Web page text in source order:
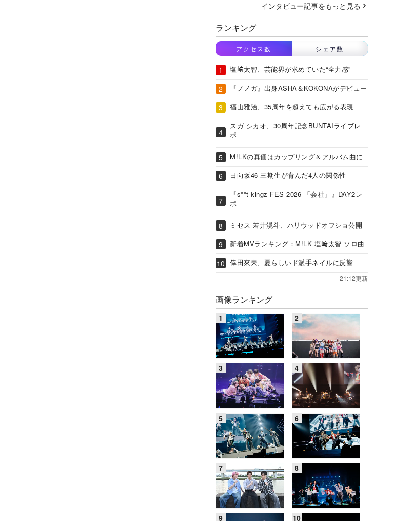
インタビュー記事をもっと見る
ランキング
アクセス数 シェア数
塩﨑太智、芸能界が求めていた“全力感”
『ノノガ』出身ASHA＆KOKONAがデビュー
福山雅治、35周年を超えても広がる表現
スガ シカオ、30周年記念BUNTAIライブレ
ポ
M!LKの真価はカップリング＆アルバム曲に
日向坂46 三期生が育んだ4人の関係性
『s**t kingz FES 2026 「会社」』DAY2レ
ポ
ミセス 若井滉斗、ハリウッドオフショ公開
新着MVランキング：M!LK 塩﨑太智 ソロ曲
倖田來未、夏らしいド派手ネイルに反響
21:12更新
画像ランキング